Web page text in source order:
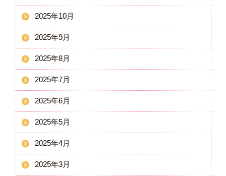
2025年10月
2025年9月
2025年8月
2025年7月
2025年6月
2025年5月
2025年4月
2025年3月